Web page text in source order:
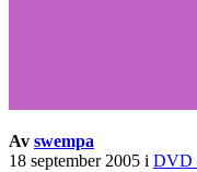
Av swempa
18 september 2005 i DVD